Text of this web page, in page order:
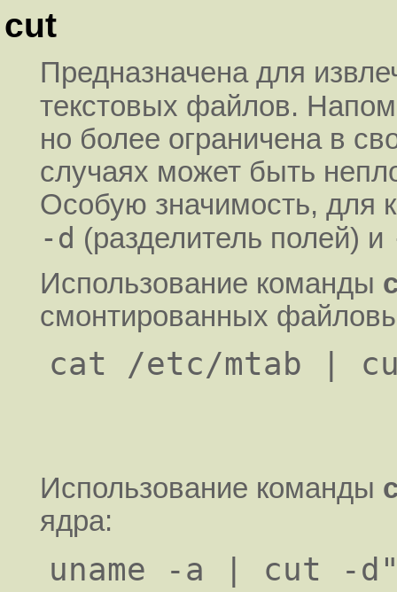
cut
Предназначена для
текстовых файлов.
но более ограничена в
случаях может быть
Особую значимость, для
-d (разделитель полей) и
Использование команды
смонтированных
Использование команды
ядра: